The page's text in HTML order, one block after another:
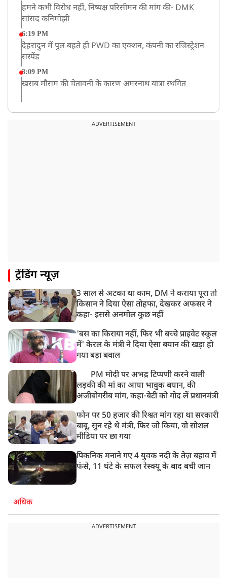
हमने कभी विरोध नहीं, निष्पक्ष परिसीमन की मांग की- DMK
सांसद कनिमोझी
6:19 PM
देहरादुन में पुल बहते ही PWD का एक्शन, कंपनी का रजिस्ट्रेशन
सस्पेंड
3:09 PM
खराब मौसम की चेतावनी के कारण अमरनाथ यात्रा स्थगित
JPSC-JSSC को लेकर बेनतीजा रही सरकार और छात्रों के बीच
हिमाचल के चंबा में बड़ा सड़क हादसा, 7 यात्रियों की मौत; 11
9:23 AM
सलमान खान के घर के बाहर ड्यूटी पर तैनात पुलिसकर्मी की मौत,
अचानक बिगड़ी थी तबीयत
ADVERTISEMENT
ट्रेंडिंग न्यूज़
3 साल से अटका था काम, DM ने कराया पूरा तो
किसान ने दिया ऐसा तोहफा, देखकर अफसर ने
कहा- इससे अनमोल कुछ नहीं
'बस का किराया नहीं, फिर भी बच्चे प्राइवेट स्कूल
में' केरल के मंत्री ने दिया ऐसा बयान की खड़ा हो
गया बड़ा बवाल
PM मोदी पर अभद्र टिप्पणी करने वाली
लड़की की मां का आया भावुक बयान, की
अजीबोगरीब मांग, कहा-बेटी को गोद लें प्रधानमंत्री
फोन पर 50 हजार की रिश्वत मांग रहा था सरकारी
बाबू, सुन रहे थे मंत्री, फिर जो किया, वो सोशल
मीडिया पर छा गया
पिकनिक मनाने गए 4 युवक नदी के तेज़ बहाव में
फंसे, 11 घंटे के सफल रेस्क्यू के बाद बची जान
अधिक
ADVERTISEMENT